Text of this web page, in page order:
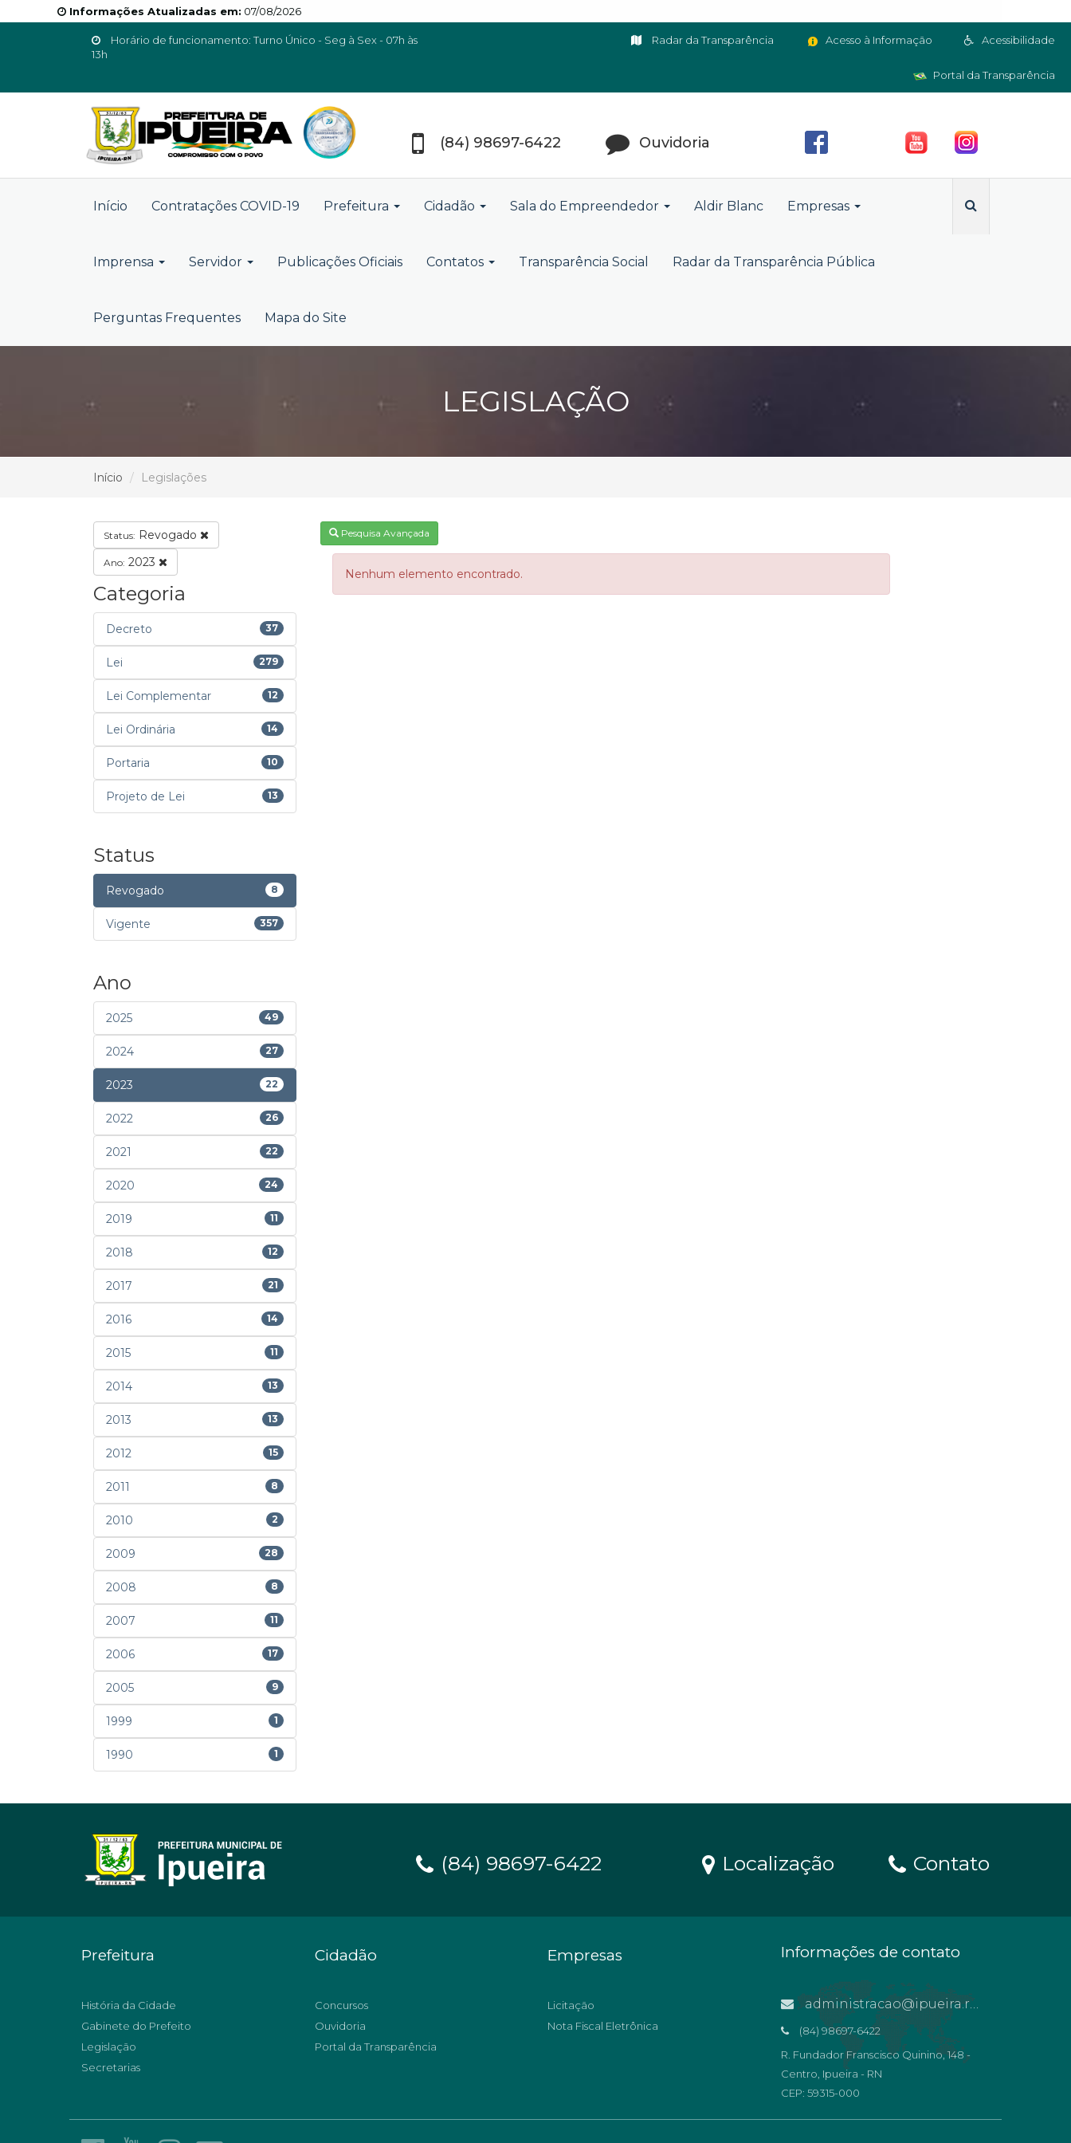
Informações Atualizadas em: 07/08/2026
Horário de funcionamento: Turno Único - Seg à Sex - 07h às
13h
Acessibilidade
Acesso à Informação
Radar da Transparência
Portal da Transparência
(84) 98697-6422 Ouvidoria
Início Contratações COVID-19 Prefeitura Cidadão Sala do Empreendedor Aldir Blanc Empresas
Imprensa Servidor Publicações Oficiais Contatos Transparência Social Radar da Transparência Pública
Perguntas Frequentes Mapa do Site
LEGISLAÇÃO
Início Legislações
Status: Revogado
Ano: 2023
Categoria
Decreto 37
Lei 279
Lei Complementar 12
Lei Ordinária 14
Portaria 10
Projeto de Lei 13
Status
Revogado 8
Vigente 357
Ano
2025 49
2024 27
2023 22
2022 26
2021 22
2020 24
2019 11
2018 12
2017 21
2016 14
2015 11
2014 13
2013 13
2012 15
2011 8
2010 2
2009 28
2008 8
2007 11
2006 17
2005 9
1999 1
1990 1
Pesquisa Avançada
Nenhum elemento encontrado.
(84) 98697-6422 Localização Contato
Prefeitura
História da Cidade
Gabinete do Prefeito
Legislação
Secretarias
Cidadão
Concursos
Ouvidoria
Portal da Transparência
Empresas
Licitação
Nota Fiscal Eletrônica
Informações de contato
administracao@ipueira.rn.gov.br
(84) 98697-6422
R. Fundador Franscisco Quinino, 148 -
Centro, Ipueira - RN
CEP: 59315-000